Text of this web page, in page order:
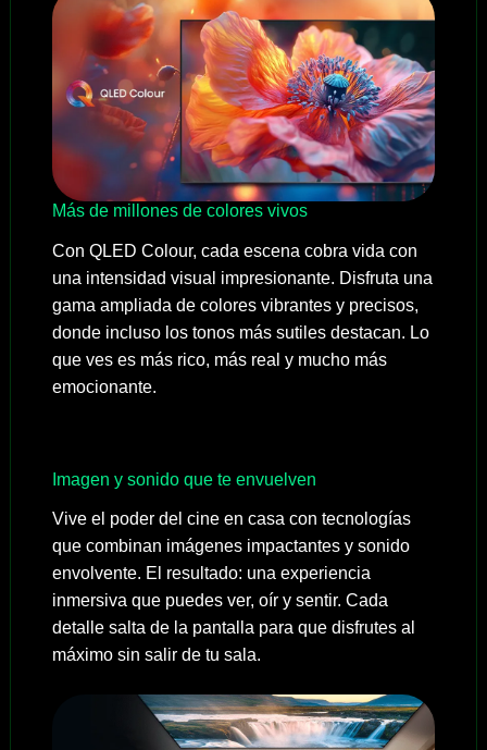
Más de millones de colores vivos
Con QLED Colour, cada escena cobra vida con
una intensidad visual impresionante. Disfruta una
gama ampliada de colores vibrantes y precisos,
donde incluso los tonos más sutiles destacan. Lo
que ves es más rico, más real y mucho más
emocionante.
Imagen y sonido que te envuelven
Vive el poder del cine en casa con tecnologías
que combinan imágenes impactantes y sonido
envolvente. El resultado: una experiencia
inmersiva que puedes ver, oír y sentir. Cada
detalle salta de la pantalla para que disfrutes al
máximo sin salir de tu sala.